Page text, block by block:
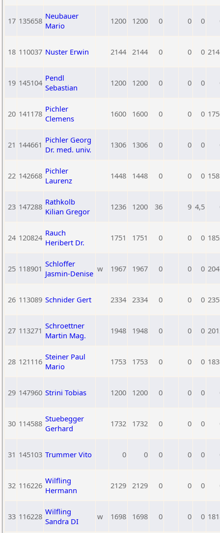
17 135658 Neubauer
Mario
1200 1200 0 0 0
18 110037 Nuster Erwin 2144 2144 0 0 0
19 145104 Pendl
Sebastian
1200 1200 0 0 0
20 141178 Pichler
Clemens
1600 1600 0 0 0
21 144661 Pichler Georg
Dr. med. univ.
1306 1306 0 0 0
22 142668 Pichler
Laurenz
1448 1448 0 0 0
23 147288 Rathkolb
Kilian Gregor
1236 1200 36 9 4,5
24 120824 Rauch
Heribert Dr.
1751 1751 0 0 0
25 118901 Schloffer
Jasmin-Denise w 1967 1967 0 0 0
26 113089 Schnider Gert 2334 2334 0 0 0
27 113271 Schroettner
Martin Mag.
1948 1948 0 0 0
28 121116 Steiner Paul
Mario
1753 1753 0 0 0
29 147960 Strini Tobias 1200 1200 0 0 0
30 114588 Stuebegger
Gerhard
1732 1732 0 0 0
31 145103 Trummer Vito 0 0 0 0 0
32 116226 Wilfling
Hermann
2129 2129 0 0 0
33 116228 Wilfling
Sandra DI
w 1698 1698 0 0 0